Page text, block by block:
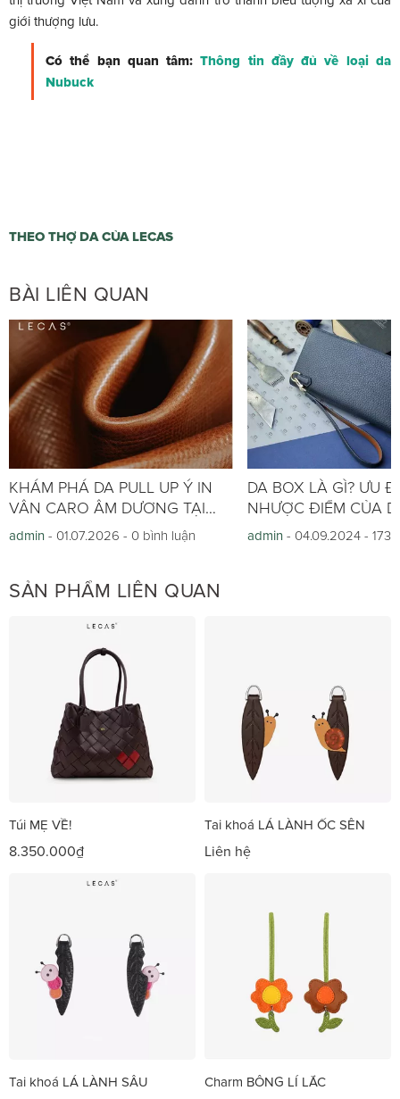
giới thượng lưu.
Có thể bạn quan tâm:Thông tin đầy đủ về loại da
Nubuck
THEO THỢ DA CỦA LECAS
BÀI LIÊN QUAN
KHÁM PHÁ DA PULL UP Ý IN
VÂN CARO ÂM DƯƠNG TẠI
LECAS
admin - 01.07.2026 - 0 bình luận
DA BOX LÀ GÌ? ƯU
NHƯỢC ĐIỂM CỦA
admin - 04.09.2024 -
SẢN PHẨM LIÊN QUAN
Túi MẸ VỀ!
8.350.000₫
Tai khoá LÁ LÀNH ỐC SÊN
Liên hệ
Tai khoá LÁ LÀNH SÂU Charm BÔNG LÍ LẮC